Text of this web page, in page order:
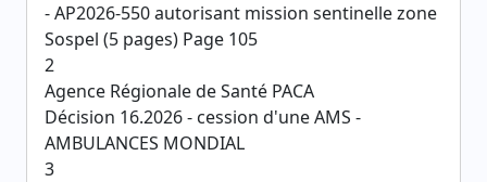
- AP2026-550 autorisant mission sentinelle zone
Sospel (5 pages) Page 105
2
Agence Régionale de Santé PACA
Décision 16.2026 - cession d'une AMS -
AMBULANCES MONDIAL
3